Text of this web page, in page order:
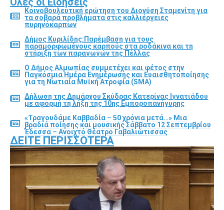
Κοινοβουλευτική ερώτηση του Διονύση Σταμενίτη για
τα σοβαρά προβλήματα στις καλλιέργειες
πυρηνόκαρπων
Δήμος Κυριλίδης:Παρέμβαση για τους
παραμορφωμένους καρπούς στα ροδάκινα και τη
στήριξη των παραγωγών της Πέλλας
Ο Δήμος Αλμωπίας συμμετέχει και φέτος στην
Παγκόσμια Ημέρα Ενημέρωσης και Ευαισθητοποίησης
για τη Νωτιαία Μυϊκή Ατροφία (SMA)
Δήλωση της Δημάρχου Σκύδρας Κατερίνας Ιγνατιάδου
με αφορμή τη λήξη της 10ης Εμποροπανήγυρης
«Τραγουδάμε Καββαδία – 50 χρόνια μετά…» Μια
βραδιά ποίησης και μουσικής Σάββατο 12 Σεπτεμβρίου
Έδεσσα – Ανοιχτό Θέατρο Γαβαλιώτισσας
ΔΕΊΤΕ ΠΕΡΙΣΣΌΤΕΡΑ